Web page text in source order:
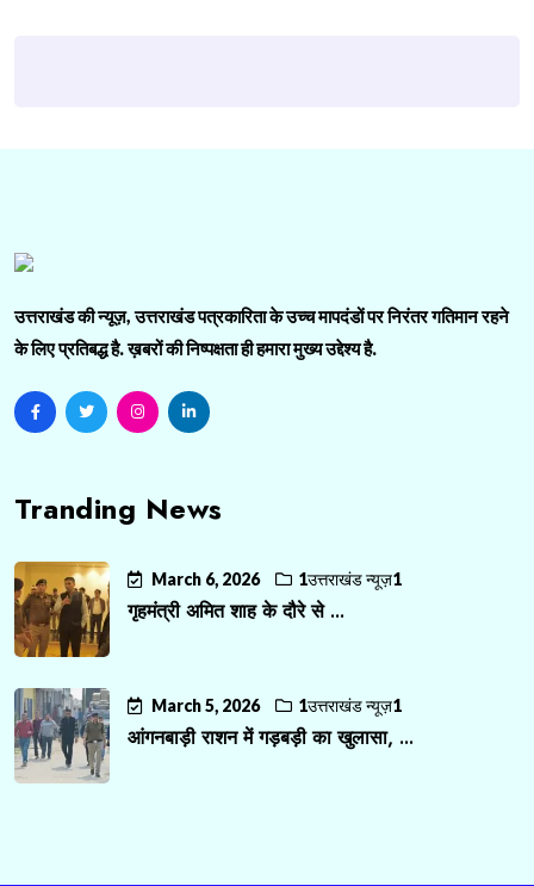
उत्तराखंड की न्यूज़, उत्तराखंड पत्रकारिता के उच्च मापदंडों पर निरंतर गतिमान रहने
के लिए प्रतिबद्ध है. ख़बरों की निष्पक्षता ही हमारा मुख्य उद्देश्य है.
Tranding News
March 6, 2026 1उत्तराखंड न्यूज़1
गृहमंत्री अमित शाह के दौरे से ...
March 5, 2026 1उत्तराखंड न्यूज़1
आंगनबाड़ी राशन में गड़बड़ी का खुलासा, ...